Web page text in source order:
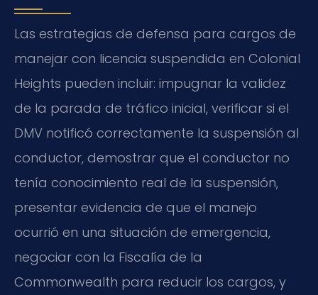
Las estrategias de defensa para cargos de
manejar con licencia suspendida en Colonial
Heights pueden incluir: impugnar la validez
de la parada de tráfico inicial, verificar si el
DMV notificó correctamente la suspensión al
conductor, demostrar que el conductor no
tenía conocimiento real de la suspensión,
presentar evidencia de que el manejo
ocurrió en una situación de emergencia,
negociar con la Fiscalía de la
Commonwealth para reducir los cargos, y